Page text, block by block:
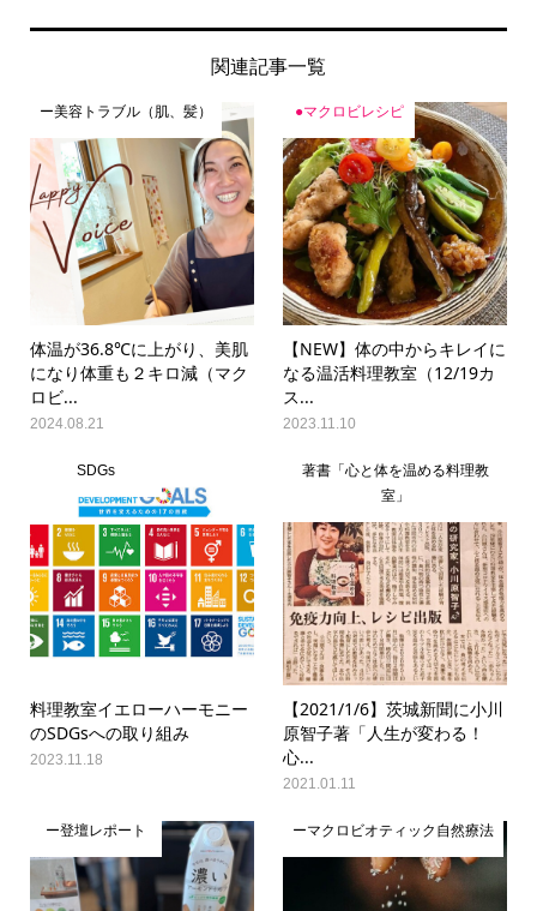
関連記事一覧
ー美容トラブル（肌、髪）
体温が36.8℃に上がり、美肌
になり体重も２キロ減（マク
ロビ...
2024.08.21
●マクロビレシピ
【NEW】体の中からキレイに
なる温活料理教室（12/19カ
ス...
2023.11.10
SDGs
料理教室イエローハーモニー
のSDGsへの取り組み
2023.11.18
著書「心と体を温める料理教
室」
【2021/1/6】茨城新聞に小川
原智子著「人生が変わる！
心...
2021.01.11
ー登壇レポート ーマクロビオティック自然療法